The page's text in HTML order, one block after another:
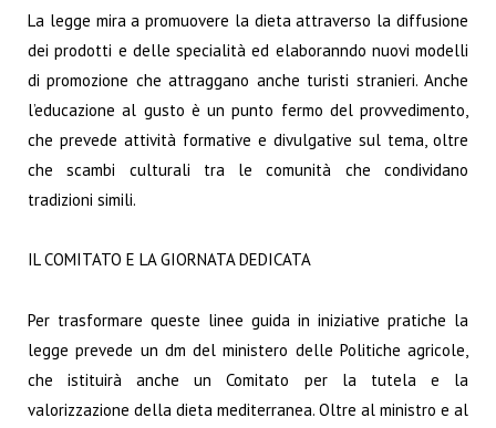
La legge mira a promuovere la dieta attraverso la diffusione
dei prodotti e delle specialità ed elaboranndo nuovi modelli
di promozione che attraggano anche turisti stranieri. Anche
l’educazione al gusto è un punto fermo del provvedimento,
che prevede attività formative e divulgative sul tema, oltre
che scambi culturali tra le comunità che condividano
tradizioni simili.
IL COMITATO E LA GIORNATA DEDICATA
Per trasformare queste linee guida in iniziative pratiche la
legge prevede un dm del ministero delle Politiche agricole,
che istituirà anche un Comitato per la tutela e la
valorizzazione della dieta mediterranea. Oltre al ministro e al